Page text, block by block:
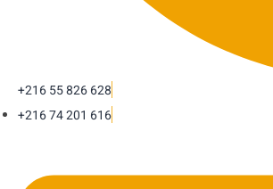
+216 55 826 628
+216 74 201 616